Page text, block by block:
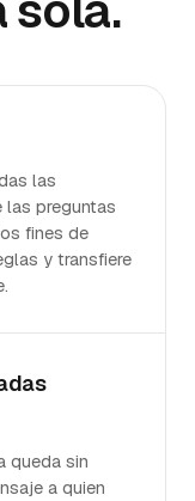
las
las preguntas
fines de
y transfiere
queda sin
a quien